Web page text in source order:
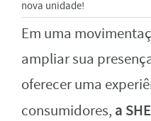
nova unidade!
Em uma
ampliar sua
oferecer uma
consumidores, a